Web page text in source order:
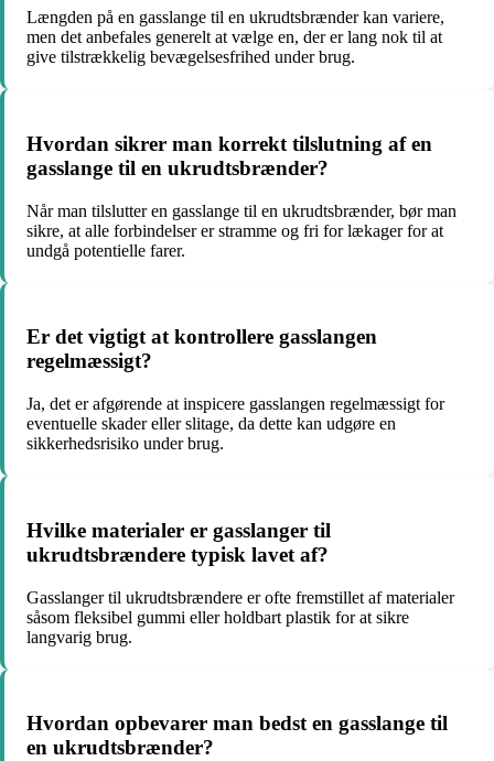
Længden på en gasslange til en ukrudtsbrænder kan variere,
men det anbefales generelt at vælge en, der er lang nok til at
give tilstrækkelig bevægelsesfrihed under brug.
Hvordan sikrer man korrekt tilslutning af en
gasslange til en ukrudtsbrænder?
Når man tilslutter en gasslange til en ukrudtsbrænder, bør man
sikre, at alle forbindelser er stramme og fri for lækager for at
undgå potentielle farer.
Er det vigtigt at kontrollere gasslangen
regelmæssigt?
Ja, det er afgørende at inspicere gasslangen regelmæssigt for
eventuelle skader eller slitage, da dette kan udgøre en
sikkerhedsrisiko under brug.
Hvilke materialer er gasslanger til
ukrudtsbrændere typisk lavet af?
Gasslanger til ukrudtsbrændere er ofte fremstillet af materialer
såsom fleksibel gummi eller holdbart plastik for at sikre
langvarig brug.
Hvordan opbevarer man bedst en gasslange til
en ukrudtsbrænder?